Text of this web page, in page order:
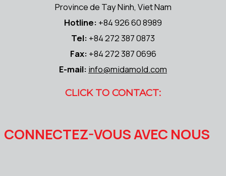
Province de Tay Ninh, Viet Nam
Hotline: +84 926 60 8989
Tel: +84 272 387 0873
Fax: +84 272 387 0696
E-mail: info@midamold.com
CLICK TO CONTACT:
CONNECTEZ-VOUS AVEC NOUS